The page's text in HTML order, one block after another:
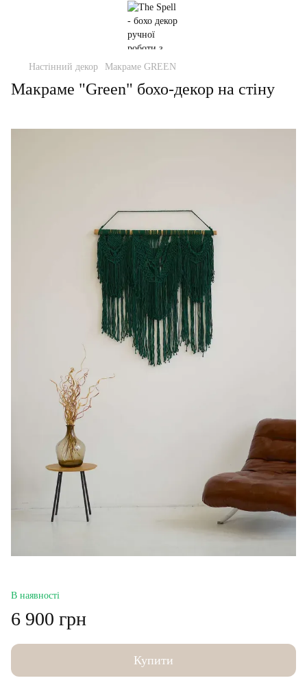
Настінний декор Макраме GREEN
Макраме "Green" бохо-декор на стіну
В наявності
6 900 грн
Купити